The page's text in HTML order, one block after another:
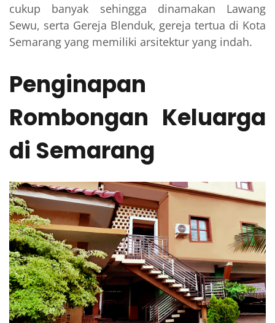
cukup banyak sehingga dinamakan Lawang
Sewu, serta Gereja Blenduk, gereja tertua di Kota
Semarang yang memiliki arsitektur yang indah.
Penginapan
Rombongan Keluarga
di Semarang